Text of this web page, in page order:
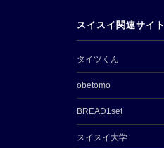
スイスイ関連サイト
タイツくん
obetomo
BREAD1set
スイスイ大学